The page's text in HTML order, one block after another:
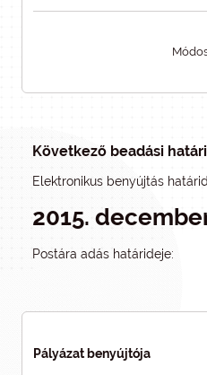
Következő beadási
Elektronikus benyújtás
2015.
Postára adás határideje:
Pályázat benyújtója